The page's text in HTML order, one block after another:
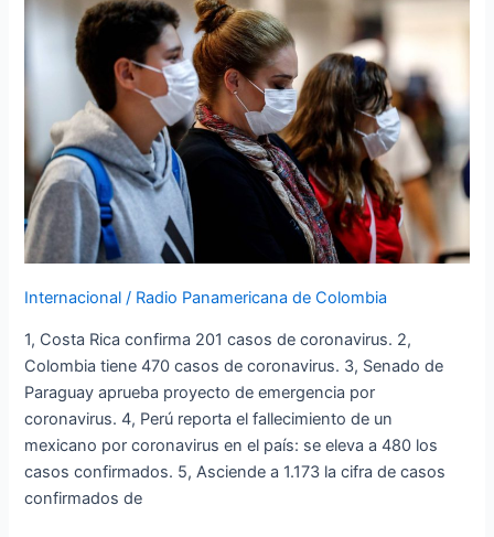
Internacional / Radio Panamericana de Colombia
1, Costa Rica confirma 201 casos de coronavirus. 2,
Colombia tiene 470 casos de coronavirus. 3, Senado de
Paraguay aprueba proyecto de emergencia por
coronavirus. 4, Perú reporta el fallecimiento de un
mexicano por coronavirus en el país: se eleva a 480 los
casos confirmados. 5, Asciende a 1.173 la cifra de casos
confirmados de
Latinoamérica